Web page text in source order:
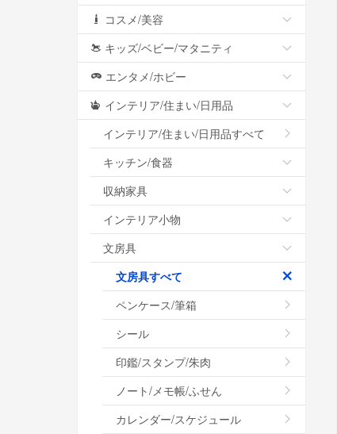
コスメ/美容
キッズ/ベビー/マタニティ
エンタメ/ホビー
インテリア/住まい/日用品
インテリア/住まい/日用品すべて
キッチン/食器
収納家具
インテリア小物
文房具
文房具すべて
ペンケース/筆箱
シール
印鑑/スタンプ/朱肉
ノート/メモ帳/ふせん
カレンダー/スケジュール